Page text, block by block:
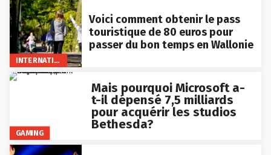
INTERNATIONAL
Voici comment obtenir le pass
touristique de 80 euros pour
passer du bon temps en Wallonie
GAMING
Mais pourquoi Microsoft a-
t-il dépensé 7,5 milliards
pour acquérir les studios
Bethesda?